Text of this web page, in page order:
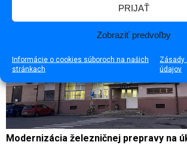
PRIJAŤ
Zobraziť predvoľby
Informácie o cookies súboroch na našich
stránkach
Zásady
údajov
Modernizácia železničnej prepravy na